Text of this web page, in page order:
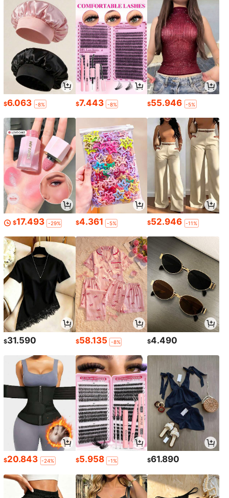
$6.063 -8% $7.443 -8% $55.946 -5%
$17.493 -29% $4.361 -5% $52.946 -11%
$31.590 $58.135 -8% $4.490
$20.843 -24% $5.958 -1% $61.890